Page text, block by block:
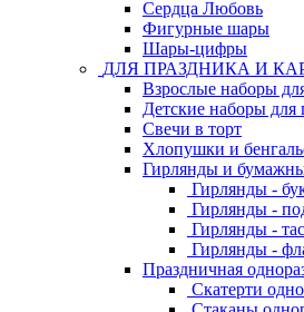
Сердца Любовь
Фигурные шары
Шары-цифры
ДЛЯ ПРАЗДНИКА И
Взрослые наборы
Детские наборы для
Свечи в торт
Хлопушки и
Гирлянды и
Гирлянды -
Гирлянды -
Гирлянды -
Гирлянды -
Праздничная
Скатерти